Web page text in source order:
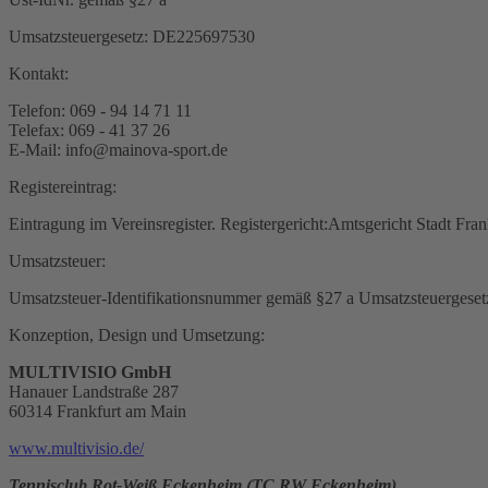
Umsatzsteuergesetz: DE225697530
Kontakt:
Telefon: 069 - 94 14 71 11
Telefax: 069 - 41 37 26
E-Mail: info@mainova-sport.de
Registereintrag:
Eintragung im Vereinsregister. Registergericht:Amtsgericht Stadt
Umsatzsteuer:
Umsatzsteuer-Identifikationsnummer gemäß §27 a
Konzeption, Design und Umsetzung:
MULTIVISIO GmbH
Hanauer Landstraße 287
60314 Frankfurt am Main
www.multivisio.de/